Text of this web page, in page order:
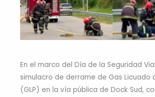
En el marco del Día de la Seguridad
simulacro de derrame de Gas Licuado
(GLP) en la vía pública de Dock Sud,